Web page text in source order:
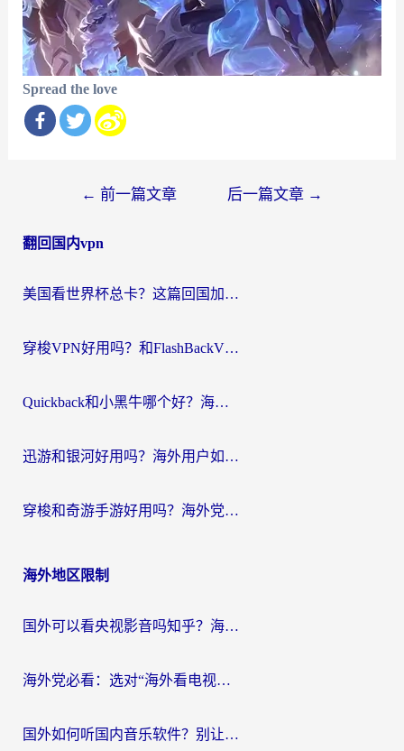
Spread the love
导
← 前一篇文章 后一篇文章 →
翻回国内vpn
美国看世界杯总卡？这篇回国加速器指南帮你无缝刷国内资源（附苹果手机VPN设置步骤）
穿梭VPN好用吗？和FlashBackVPN对比哪个回国效果更好？
Quickback和小黑牛哪个好？海外党亲测指南，选对回国加速器秒回国内
迅游和银河好用吗？海外用户如何选择回国加速器实现无缝访问国内资源
穿梭和奇游手游好用吗？海外党亲测3款回国加速器，附蜜蜂加速器七天试用攻略
海外地区限制
国外可以看央视影音吗知乎？海外党亲测有效的回国加速方案
海外党必看：选对“海外看电视剧软件”，再也不用愁国内剧刷不了
国外如何听国内音乐软件？别让地域限制，断了你的中文歌单